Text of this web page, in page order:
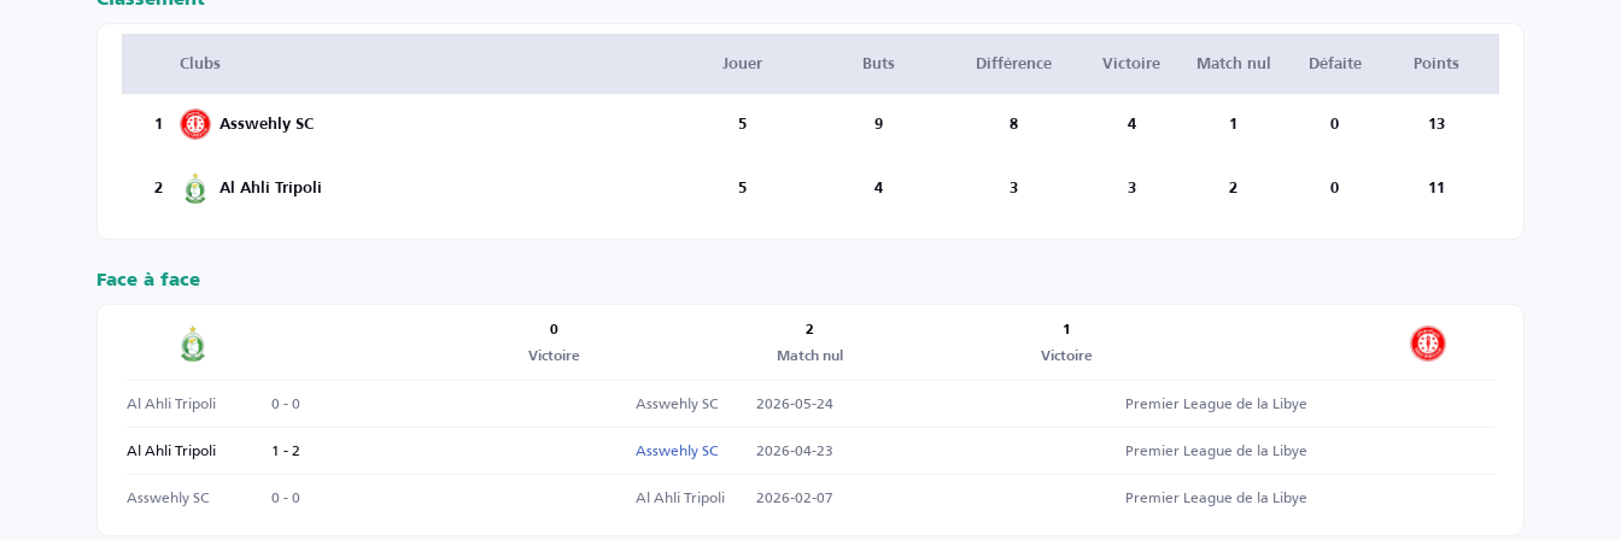
Clubs Jouer Buts Différence Victoire Match nul Défaite Points
1 Asswehly SC 5 9 8 4 1 0 13
2 Al Ahli Tripoli 5 4 3 3 2 0 11
Face à face
0
Victoire
2
Match nul
1
Victoire
Al Ahli Tripoli 0 - 0 Asswehly SC 2026-05-24
Premier League de la Libye
Al Ahli Tripoli
1 - 2 Asswehly SC 2026-04-23
Premier League de la Libye
Asswehly SC
0 - 0 Al Ahli Tripoli 2026-02-07 Premier League de la Libye